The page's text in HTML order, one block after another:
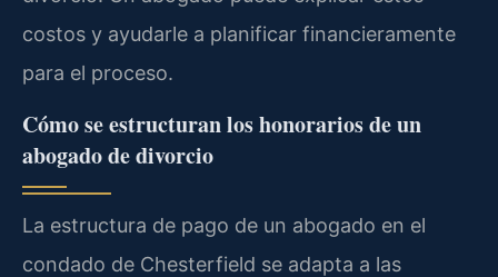
costos y ayudarle a planificar financieramente
para el proceso.
Cómo se estructuran los honorarios de un
abogado de divorcio
La estructura de pago de un abogado en el
condado de Chesterfield se adapta a las